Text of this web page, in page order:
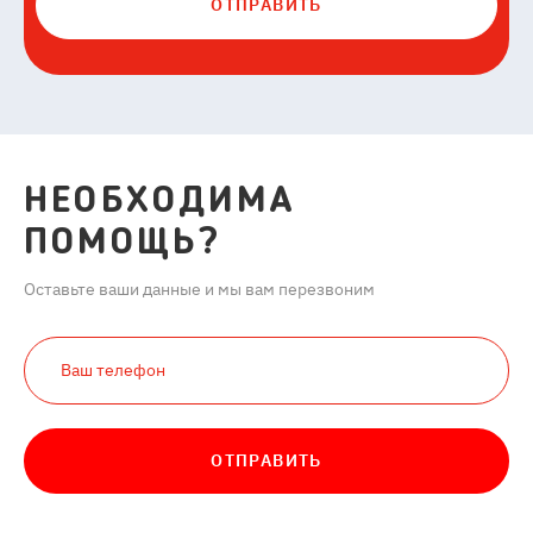
ОТПРАВИТЬ
НЕОБХОДИМА
ПОМОЩЬ?
Оставьте ваши данные и мы вам перезвоним
ОТПРАВИТЬ